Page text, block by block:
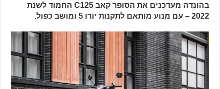
בהונדה מעדכנים את הסופר קאב C125 החמוד לשנת
2022 – עם מנוע מותאם לתקנות יורו 5 ומושב כפול.